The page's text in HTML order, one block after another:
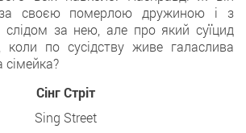
своєю померлою дружиною і з
слідом за нею, але про який суїцид
по сусідству живе галаслива
сімейка?
Сінг Стріт
Sing Street